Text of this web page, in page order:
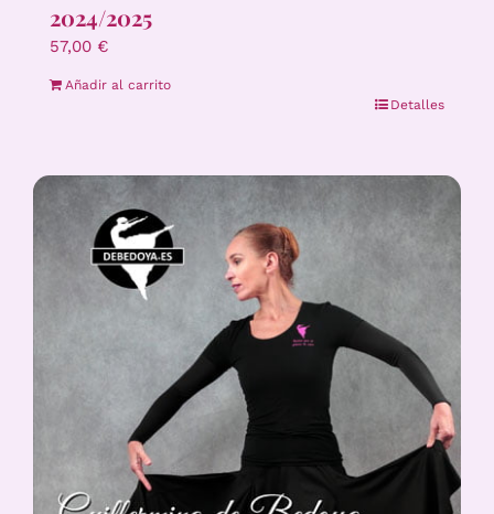
2024/2025
57,00 €
Añadir al carrito
Detalles